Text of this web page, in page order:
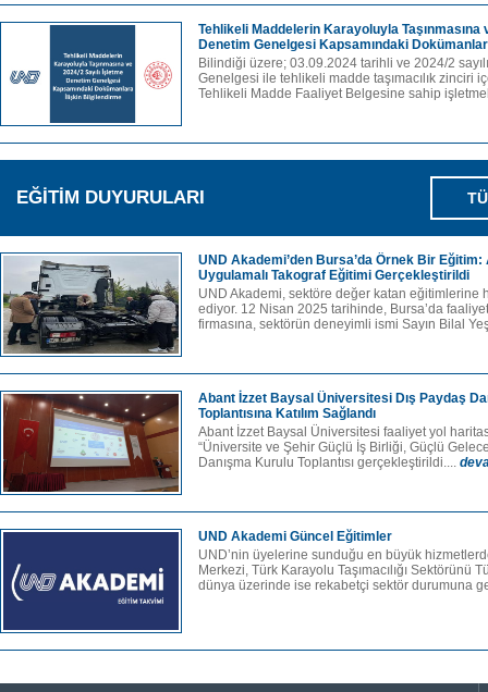
Tehlikeli Maddelerin Karayoluyla Taşınmasına
Denetim Genelgesi Kapsamındaki
Bilindiği üzere; 03.09.2024 tarihli ve 2024/2
Genelgesi ile tehlikeli madde taşımacılık zinciri
Tehlikeli Madde Faaliyet Belgesine sahip
EĞİTİM DUYURULARI
UND Akademi’den Bursa’da Örnek Bir Eğitim:
Uygulamalı Takograf Eğitimi Gerçekleştirildi
UND Akademi, sektöre değer katan eğitimlerine
ediyor. 12 Nisan 2025 tarihinde, Bursa’da faaliyet
firmasına, sektörün deneyimli ismi Sayın Bilal
Abant İzzet Baysal Üniversitesi Dış Paydaş
Toplantısına Katılım Sağlandı
Abant İzzet Baysal Üniversitesi faaliyet yol
“Üniversite ve Şehir Güçlü İş Birliği, Güçlü
Danışma Kurulu Toplantısı gerçekleştirildi....
UND Akademi Güncel Eğitimler
UND’nin üyelerine sunduğu en büyük
Merkezi, Türk Karayolu Taşımacılığı Sektörünü
dünya üzerinde ise rekabetçi sektör durumuna